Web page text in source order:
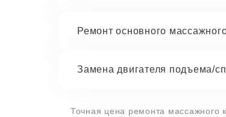
Ремонт основного
Замена двигателя подъема/
Точная цена ремонта массажного